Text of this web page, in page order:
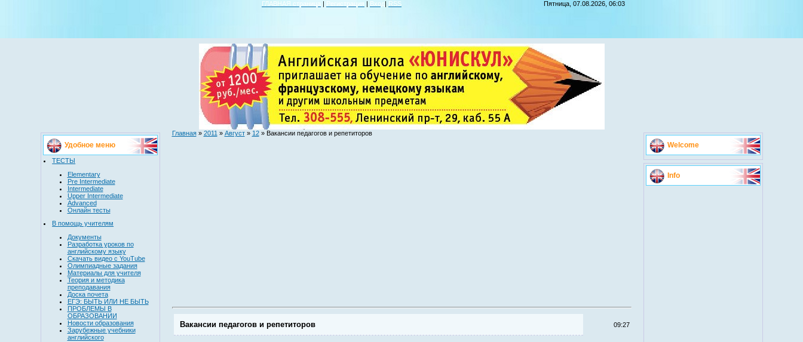
ГЛАВНАЯ страница | Регистрация | Вход| RSS Пятница, 07.08.2026, 06:03
Удобное меню
ТЕСТЫ
Elementary
Pre Intermediate
Intermediate
Upper Intermediate
Advanced
Онлайн тесты
В помощь учителям
Документы
Разработка уроков по
английскому языку
Скачать видео с YouTube
Олимпиадные задания
Материалы для учителя
Теория и методика
преподавания
Доска почета
ЕГЭ: БЫТЬ ИЛИ НЕ БЫТЬ
ПРОБЛЕМЫ В
ОБРАЗОВАНИИ
Новости образования
Зарубежные учебники
английского
Главная» 2011 » Август » 12» Вакансии педагогов и репетиторов
Вакансии педагогов и репетиторов 09:27
Welcome
Info